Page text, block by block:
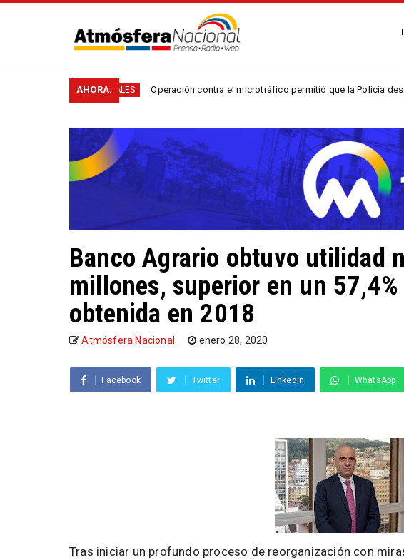
AHORA:
Operación contra el microtráfico permitió que la Policía desarticulara el
Banco Agrario obtuvo utilidad
millones, superior en un
obtenida en 2018
Atmósfera Nacional enero 28, 2020
Facebook Twitter Linkedin WhatsApp
Tras iniciar un profundo proceso de reorganización con